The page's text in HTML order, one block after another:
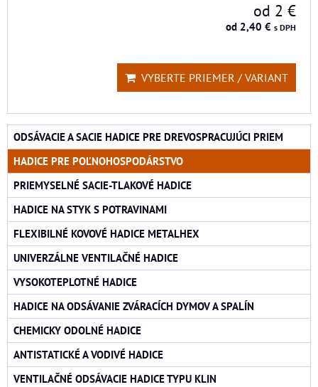
od 2 €
od 2,40 € s DPH
VYBERTE PRIEMER / VARIANT
ODSÁVACIE A SACIE HADICE PRE DREVOSPRACUJÚCI PRIEM
HADICE PRE POĽNOHOSPODÁRSTVO
PRIEMYSELNÉ SACIE-TLAKOVÉ HADICE
HADICE NA STYK S POTRAVINAMI
FLEXIBILNÉ KOVOVÉ HADICE METALHEX
UNIVERZÁLNE VENTILAČNÉ HADICE
VYSOKOTEPLOTNÉ HADICE
HADICE NA ODSÁVANIE ZVÁRACÍCH DYMOV A SPALÍN
CHEMICKY ODOLNÉ HADICE
ANTISTATICKÉ A VODIVÉ HADICE
VENTILAČNÉ ODSÁVACIE HADICE TYPU KLIN